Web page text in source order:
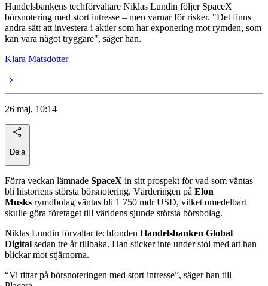
Handelsbankens techförvaltare Niklas Lundin följer SpaceX
börsnotering med stort intresse – men varnar för risker. "Det finns
andra sätt att investera i aktier som har exponering mot rymden, som
kan vara något tryggare", säger han.
Klara Matsdotter
26 maj, 10:14
Dela
Förra veckan lämnade SpaceX in sitt prospekt för vad som väntas
bli historiens största börsnotering. Värderingen på Elon
Musks rymdbolag väntas bli 1 750 mdr USD, vilket omedelbart
skulle göra företaget till världens sjunde största börsbolag.
Niklas Lundin förvaltar techfonden Handelsbanken Global
Digital sedan tre år tillbaka. Han sticker inte under stol med att han
blickar mot stjärnorna.
“Vi tittar på börsnoteringen med stort intresse”, säger han till